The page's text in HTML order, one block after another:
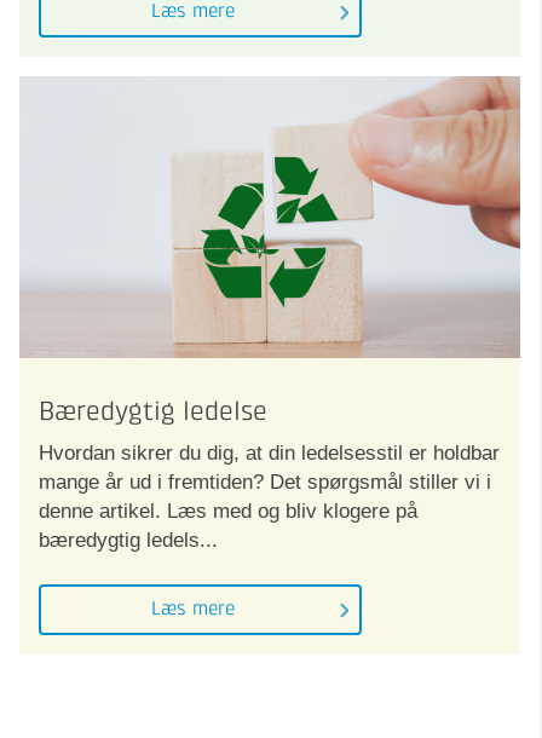
Læs mere
Bæredygtig ledelse
Hvordan sikrer du dig, at din ledelsesstil er holdbar
mange år ud i fremtiden? Det spørgsmål stiller vi i
denne artikel. Læs med og bliv klogere på
bæredygtig ledels...
Læs mere